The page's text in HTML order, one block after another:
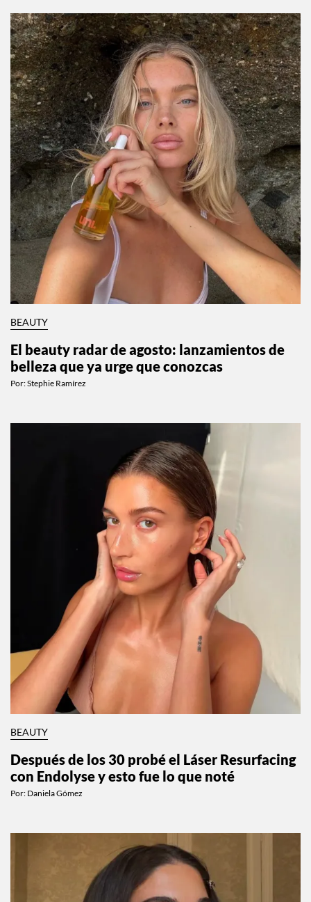
BEAUTY
El beauty radar de agosto: lanzamientos de
belleza que ya urge que conozcas
Por:Stephie Ramírez
BEAUTY
Después de los 30 probé el Láser Resurfacing
con Endolyse y esto fue lo que noté
Por: Daniela Gómez